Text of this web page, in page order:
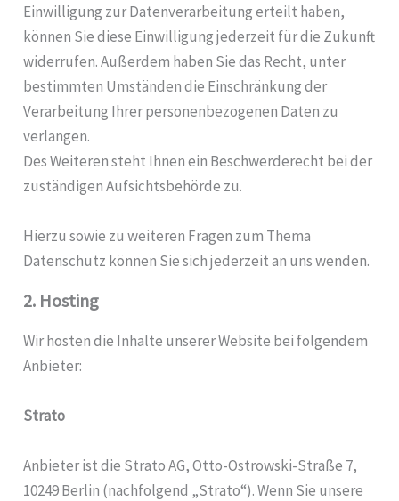
Einwilligung zur Datenverarbeitung erteilt haben,
können Sie diese Einwilligung jederzeit für die Zukunft
widerrufen. Außerdem haben Sie das Recht, unter
bestimmten Umständen die Einschränkung der
Verarbeitung Ihrer personenbezogenen Daten zu
verlangen.
Des Weiteren steht Ihnen ein Beschwerderecht bei der
zuständigen Aufsichtsbehörde zu.
Hierzu sowie zu weiteren Fragen zum Thema
Datenschutz können Sie sich jederzeit an uns wenden.
2. Hosting
Wir hosten die Inhalte unserer Website bei folgendem
Anbieter:
Strato
Anbieter ist die Strato AG, Otto-Ostrowski-Straße 7,
10249 Berlin (nachfolgend „Strato“). Wenn Sie unsere